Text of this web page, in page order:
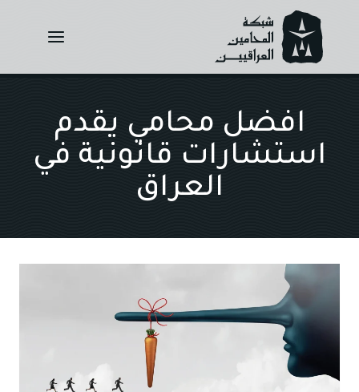
content
افضل محامي يقدم
استشارات قانونية في
العراق